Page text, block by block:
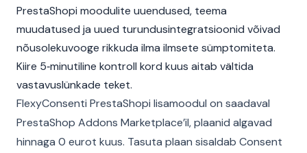
PrestaShopi moodulite uuendused, teema
muudatused ja uued turundusintegratsioonid võivad
nõusolekuvooge rikkuda ilma ilmsete sümptomiteta.
Kiire 5‑minutiline kontroll kord kuus aitab vältida
vastavuslünkade teket.
FlexyConsenti PrestaShopi lisamoodul on saadaval
PrestaShop Addons Marketplace’il, plaanid algavad
hinnaga 0 eurot kuus. Tasuta plaan sisaldab Consent